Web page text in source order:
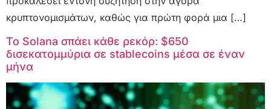
κρυπτονομισμάτων, καθώς για πρώτη φορά μια […]
Το Solana σπάει κάθε ρεκόρ: $650
δισεκατομμύρια σε stablecoins μέσα σε έναν
μήνα